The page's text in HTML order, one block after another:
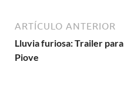
ARTÍCULO ANTERIOR
Lluvia furiosa: Trailer para
Piove